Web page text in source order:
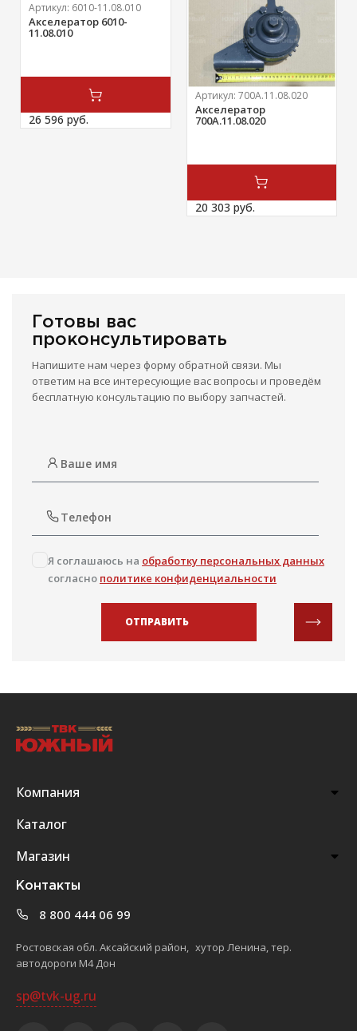
Артикул: 6010-11.08.010
Акселератор 6010-
11.08.010
26 596 руб.
Артикул: 700А.11.08.020
Акселератор
700А.11.08.020
20 303 руб.
Готовы вас
проконсультировать
Напишите нам через форму обратной связи. Мы
ответим на все интересующие вас вопросы и проведём
бесплатную консультацию по выбору запчастей.
Я соглашаюсь на обработку персональных данных
согласно политике конфиденциальности
ОТПРАВИТЬ
Компания
Каталог
Магазин
Контакты
8 800 444 06 99
Ростовская обл. Аксайский район, хутор Ленина, тер.
автодороги М4 Дон
sp@tvk-ug.ru